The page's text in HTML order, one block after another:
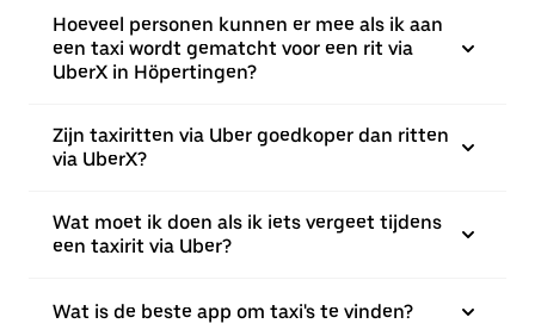
Hoeveel personen kunnen er mee als ik aan
een taxi wordt gematcht voor een rit via
UberX in Höpertingen?
Zijn taxiritten via Uber goedkoper dan ritten
via UberX?
Wat moet ik doen als ik iets vergeet tijdens
een taxirit via Uber?
Wat is de beste app om taxi's te vinden?